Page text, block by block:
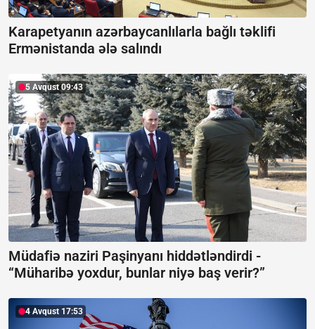
Karapetyanın azərbaycanlılarla bağlı təklifi
Ermənistanda ələ salındı
5 Avqust 09:43
Müdafiə naziri Paşinyanı hiddətləndirdi -
“Müharibə yoxdur, bunlar niyə baş verir?”
4 Avqust 17:53